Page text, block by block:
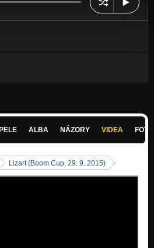
ALBA NÁZORY VIDEA
Lizart (Boom Cup, 29. 9. 2015)